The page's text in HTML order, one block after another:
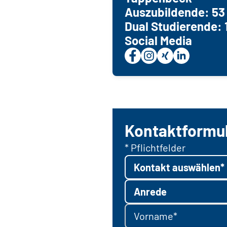
Auszubildende: 53
Dual Studierende:
Social Media
* Pflichtfelder
Kontakt auswählen*
Anrede
Vorname*